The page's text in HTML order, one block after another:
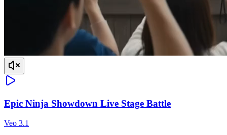
Epic Ninja Showdown Live Stage Battle
Veo 3.1